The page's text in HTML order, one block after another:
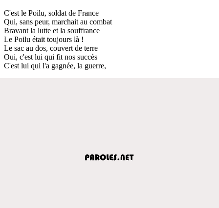
C'est le Poilu, soldat de France
Qui, sans peur, marchait au combat
Bravant la lutte et la souffrance
Le Poilu était toujours là !
Le sac au dos, couvert de terre
Oui, c'est lui qui fit nos succès
C'est lui qui l'a gagnée, la guerre,